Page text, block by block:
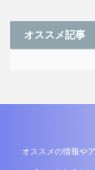
オススメ記事
オススメの情報や